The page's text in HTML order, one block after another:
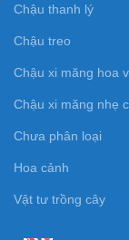
Chậu thanh lý
Chậu treo
Chậu xi măng hoa
Chậu xi măng nhẹ
Chưa phân loại
Hoa cảnh
Vật tư trồng cây